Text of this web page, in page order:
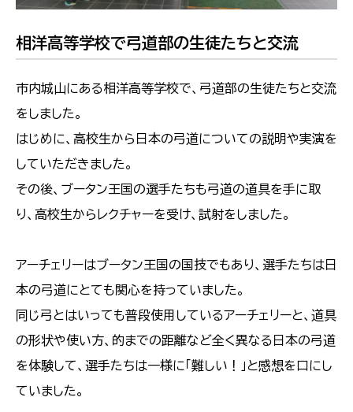
相洋高等学校で弓道部の生徒たちと交流
市内城山にある相洋高等学校で、弓道部の生徒たちと交流
をしました。
はじめに、高校生から日本の弓道についての説明や実演を
していただきました。
その後、ブータン王国の選手たちも弓道の道具を手に取
り、高校生からレクチャーを受け、試射をしました。
アーチェリーはブータン王国の国技でもあり、選手たちは日
本の弓道にとても関心を持っていました。
同じ弓とはいっても普段使用しているアーチェリーと、道具
の形状や使い方、的までの距離など全く異なる日本の弓道
を体験して、選手たちは一様に「難しい！」と感想を口にし
ていました。